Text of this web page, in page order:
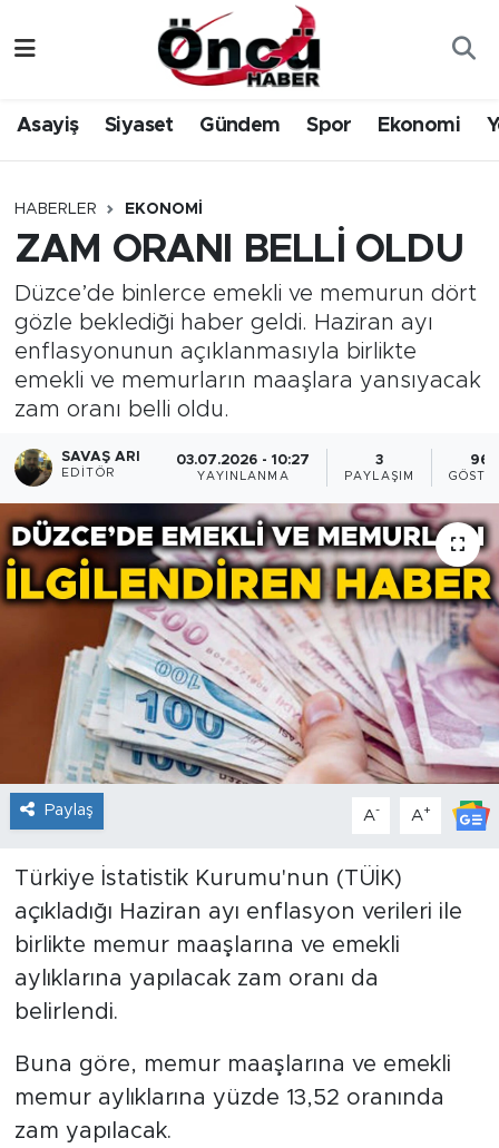
Asayiş Siyaset Gündem Spor Ekonomi
HABERLER EKONOMI
ZAM ORANI BELLİ OLDU
Düzce’de binlerce emekli ve memurun dört
gözle beklediği haber geldi. Haziran ayı
enflasyonunun açıklanmasıyla birlikte
emekli ve memurların maaşlara yansıyacak
zam oranı belli oldu.
SAVAŞ ARI
EDITÖR
03.07.2026 - 10:27
YAYINLANMA
3
PAYLAŞIM
962
Paylaş A- A+
Türkiye İstatistik Kurumu'nun (TÜİK)
açıkladığı Haziran ayı enflasyon verileri ile
birlikte memur maaşlarına ve emekli
aylıklarına yapılacak zam oranı da
belirlendi.
Buna göre, memur maaşlarına ve emekli
memur aylıklarına yüzde 13,52 oranında
zam yapılacak.
Gündem
Sağlık & Çevre
Spor
Siyaset
Yerel Haber
Öncü TV İzle
Düzce Nöbetçi Eczaneler
Düzce Hava Durumu
Düzce Namaz Vakitleri
Düzce Trafik Yoğunluk Haritası
Süper Lig Puan Durumu ve Fikstür
Tüm Manşetler
Haber Arşivi